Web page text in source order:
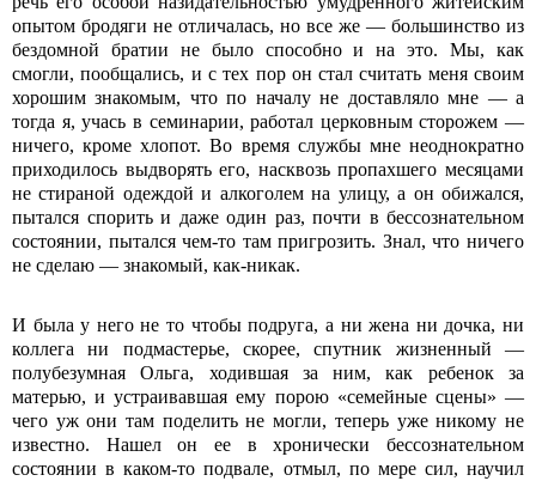
опытом бродяги не отличалась, но все же — большинство из
бездомной братии не было способно и на это. Мы, как
смогли, пообщались, и с тех пор он стал считать меня своим
хорошим знакомым, что по началу не доставляло мне — а
тогда я, учась в семинарии, работал церковным сторожем —
ничего, кроме хлопот. Во время службы мне неоднократно
приходилось выдворять его, насквозь пропахшего месяцами
не стираной одеждой и алкоголем на улицу, а он обижался,
пытался спорить и даже один раз, почти в бессознательном
состоянии, пытался чем-то там пригрозить. Знал, что ничего
не сделаю — знакомый, как-никак.
И была у него не то чтобы подруга, а ни жена ни дочка, ни
коллега ни подмастерье, скорее, спутник жизненный —
полубезумная Ольга, ходившая за ним, как ребенок за
матерью, и устраивавшая ему порою «семейные сцены» —
чего уж они там поделить не могли, теперь уже никому не
известно. Нашел он ее в хронически бессознательном
состоянии в каком-то подвале, отмыл, по мере сил, научил